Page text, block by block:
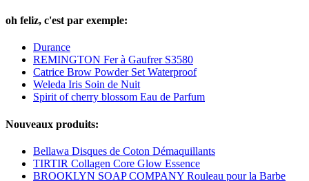
oh feliz, c'est par exemple:
Durance
REMINGTON Fer à Gaufrer S3580
Catrice Brow Powder Set Waterproof
Weleda Iris Soin de Nuit
Spirit of cherry blossom Eau de Parfum
Nouveaux produits:
Bellawa Disques de Coton Démaquillants
TIRTIR Collagen Core Glow Essence
BROOKLYN SOAP COMPANY Rouleau pour la Barbe